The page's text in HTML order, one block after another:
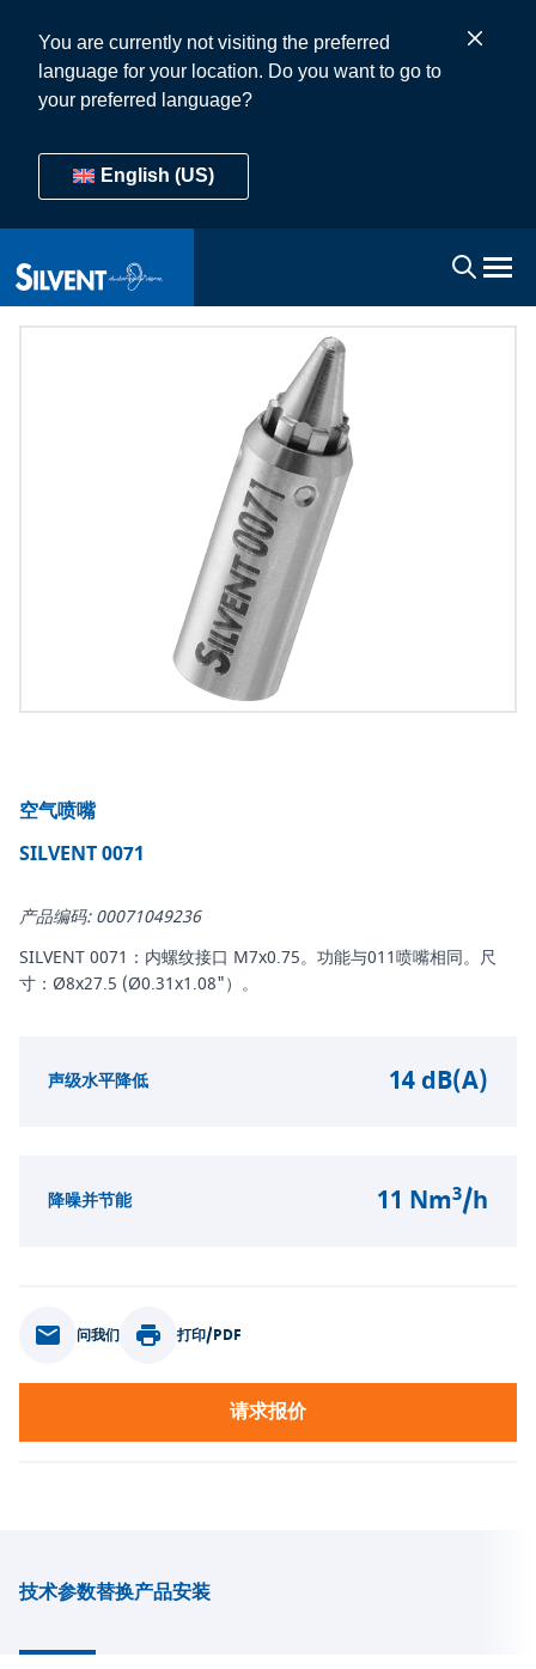
You are currently not visiting the preferred
language for your location. Do you want to go to
your preferred language?
English (US)
空气喷嘴
SILVENT 0071
产品编码: 00071049236
SILVENT 0071：内螺纹接口 M7x0.75。功能与011喷嘴相同。尺
寸：Ø8x27.5 (Ø0.31x1.08"）。
声级水平降低 14 dB(A)
降噪并节能 11 Nm3/h
问我们 打印/PDF
请求报价
技术参数替换产品安装